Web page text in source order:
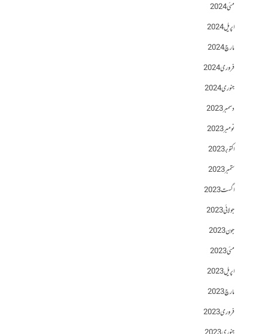
مئی 2024
اپریل 2024
مارچ 2024
فروری 2024
جنوری 2024
دسمبر 2023
نومبر 2023
اکتوبر 2023
ستمبر 2023
اگست 2023
جولائی 2023
جون 2023
مئی 2023
اپریل 2023
مارچ 2023
فروری 2023